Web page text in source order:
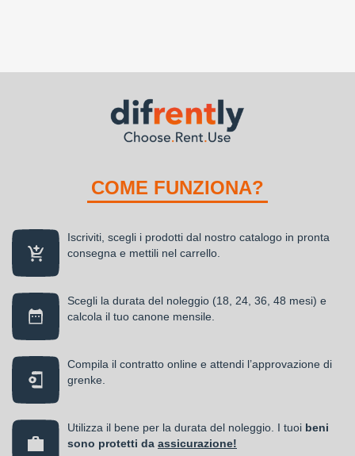
COME FUNZIONA?
Iscriviti, scegli i prodotti dal nostro catalogo in pronta
consegna e mettili nel carrello.
Scegli la durata del noleggio (18, 24, 36, 48 mesi) e
calcola il tuo canone mensile.
Compila il contratto online e attendi l’approvazione di
grenke.
Utilizza il bene per la durata del noleggio. I tuoi beni
sono protetti da assicurazione!